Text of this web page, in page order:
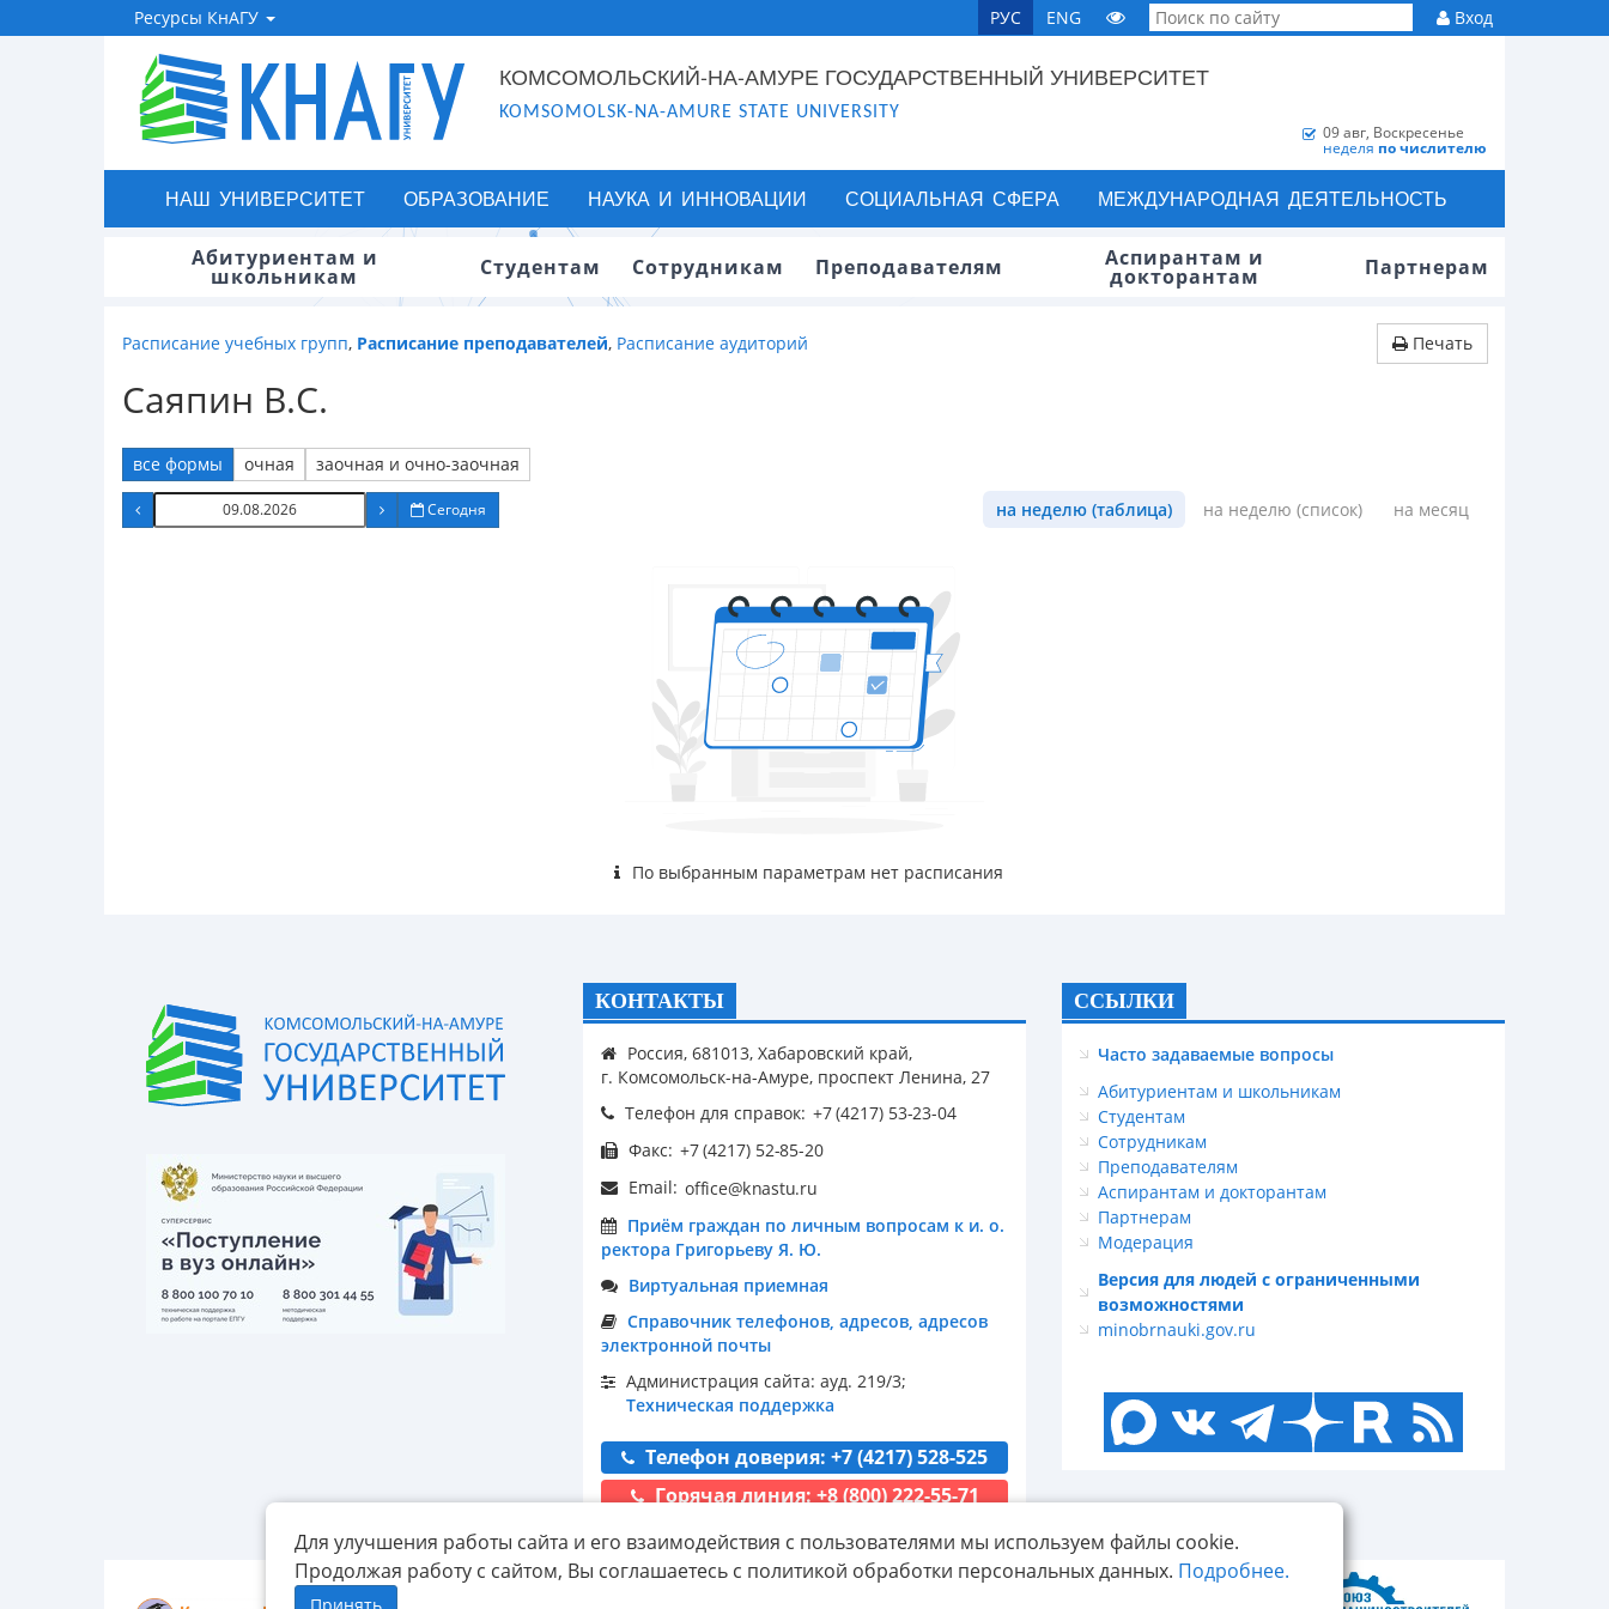
Ресурсы КнАГУ РУС ENG Вход
КОМСОМОЛЬСКИЙ-НА-АМУРЕ ГОСУДАРСТВЕННЫЙ УНИВЕРСИТЕТ
KOMSOMOLSK-NA-AMURE STATE UNIVERSITY
09 авг, Воскресенье
неделя по числителю
НАШ УНИВЕРСИТЕТ ОБРАЗОВАНИЕ НАУКА И ИННОВАЦИИ СОЦИАЛЬНАЯ СФЕРА МЕЖДУНАРОДНАЯ ДЕЯТЕЛЬНОСТЬ
Абитуриентам и
школьникам Студентам Сотрудникам Преподавателям Аспирантам и
докторантам Партнерам
Расписание учебных групп, Расписание преподавателей, Расписание аудиторий Печать
Саяпин В.С.
все формы очная заочная и очно-заочная
Сегодня на неделю (таблица) на неделю (список) на месяц
По выбранным параметрам нет расписания
Для улучшения работы сайта и его взаимодействия с пользователями мы используем файлы cookie.
Продолжая работу с сайтом, Вы соглашаетесь с политикой обработки персональных данных. Подробнее.
КОНТАКТЫ
Россия, 681013, Хабаровский край,
г. Комсомольск-на-Амуре, проспект Ленина, 27
Телефон для справок:
Факс:
Email:
Приём граждан по личным вопросам к и. о.
ректора Григорьеву Я. Ю.
Виртуальная приемная
Справочник телефонов, адресов, адресов
электронной почты
Администрация сайта: ауд. 219/3;
Техническая поддержка
Телефон доверия: +7 (4217) 528-525
Горячая линия: +8 (800) 222-55-71
ССЫЛКИ
Часто задаваемые вопросы
Абитуриентам и школьникам
Студентам
Сотрудникам
Преподавателям
Аспирантам и докторантам
Партнерам
Модерация
Версия для людей с ограниченными
возможностями
minobrnauki.gov.ru